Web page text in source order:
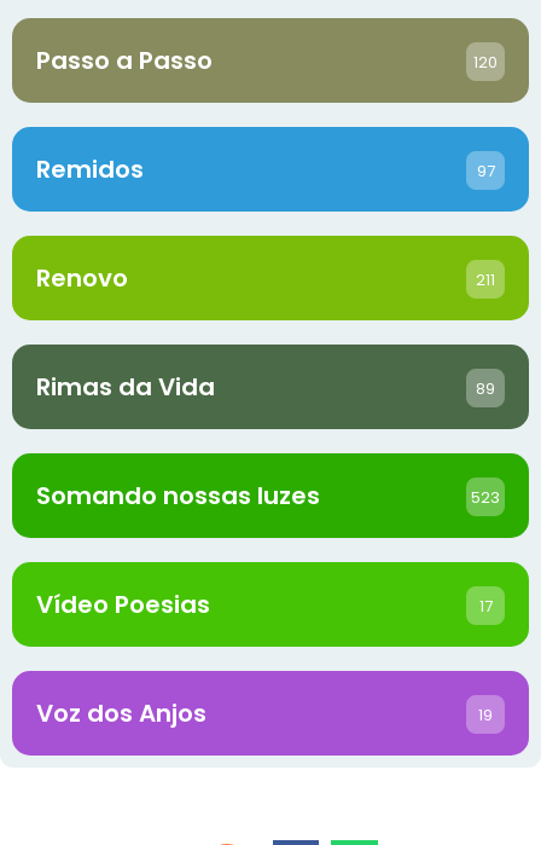
Passo a Passo 120
Remidos 97
Renovo 211
Rimas da Vida 89
Somando nossas luzes 523
Vídeo Poesias 17
Voz dos Anjos 19